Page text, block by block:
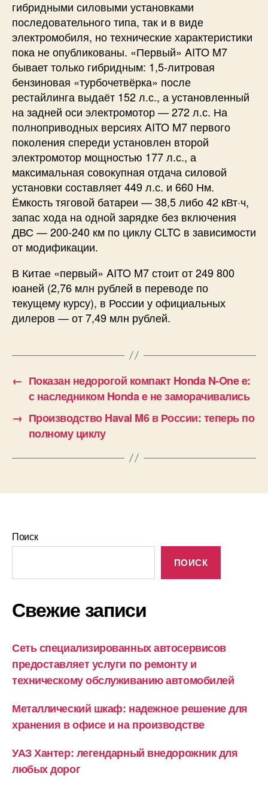
гибридными силовыми установками
последовательного типа, так и в виде
электромобиля, но технические характеристики
пока не опубликованы. «Первый» AITO M7
бывает только гибридным: 1,5-литровая
бензиновая «турбочетвёрка» после
рестайлинга выдаёт 152 л.с., а установленный
на задней оси электромотор — 272 л.с. На
полноприводных версиях AITO M7 первого
поколения спереди установлен второй
электромотор мощностью 177 л.с., а
максимальная совокупная отдача силовой
установки составляет 449 л.с. и 660 Нм.
Ёмкость тяговой батареи — 38,5 либо 42 кВт·ч,
запас хода на одной зарядке без включения
ДВС — 200-240 км по циклу CLTC в зависимости
от модификации.
В Китае «первый» AITO M7 стоит от 249 800
юаней (2,76 млн рублей в переводе по
текущему курсу), в России у официальных
дилеров — от 7,49 млн рублей.
← Показан недорогой компакт Honda N-One e:
с наследником Honda e не заморачивались
→ Производство Haval M6 в России: теперь по
полному циклу
Поиск
ПОИСК
Свежие записи
Сеть специализированных автосервисов
предоставляет услуги по ремонту и
техническому обслуживанию автомобилей
Металлический шкаф: надежное решение для
хранения в офисе и на производстве
УАЗ Хантер: легендарный внедорожник для
любых дорог